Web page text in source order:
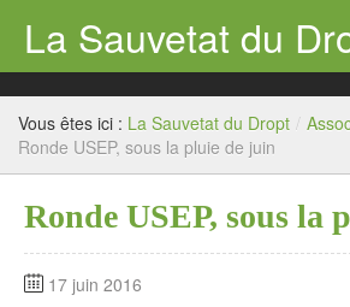
La Sauvetat du
Accueil
Mairie
Écoles
Vous êtes ici : La Sauvetat du Dropt /
Ronde USEP, sous la pluie de juin
Ronde USEP, sous la
17 juin 2016